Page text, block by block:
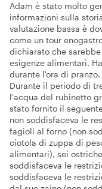
Adam è stato molto
informazioni sulla
valutazione bassa è
come un tour
dichiarato che
esigenze alimentari.
durante l'ora di
Durante il periodo di
l'acqua del rubinetto
stato fornito il
non soddisfaceva le
fagioli al forno (non
ciotola di zuppa di
alimentari), sei
soddisfaceva le
soddisfaceva le